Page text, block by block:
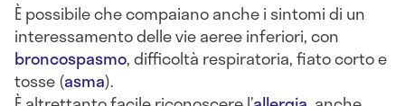
È possibile che compaiano anche i sintomi di un
interessamento delle vie aeree inferiori, con
broncospasmo, difficoltà respiratoria, fiato corto e
tosse (asma).